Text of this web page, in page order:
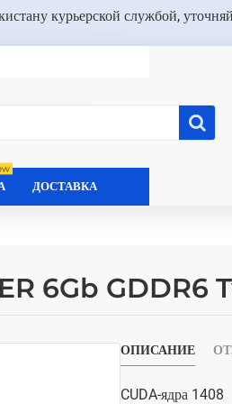
курьерской службой,
ДОСТАВКА
6Gb GDDR6
ОПИСАНИЕ
CUDA-ядра 1408